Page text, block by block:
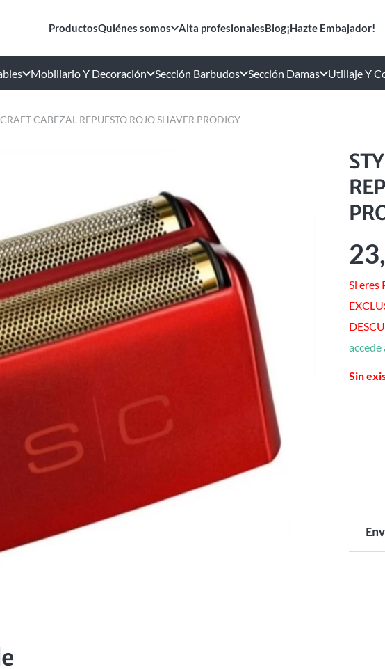
ProductosQuiénes somos Alta profesionalesBlog¡Hazte Embajador!
Mobiliario Y Decoración Sección Barbudos Sección Damas Utillaje Y
CABEZAL REPUESTO ROJO SHAVER PRODIGY
Si eres
accede
Sin